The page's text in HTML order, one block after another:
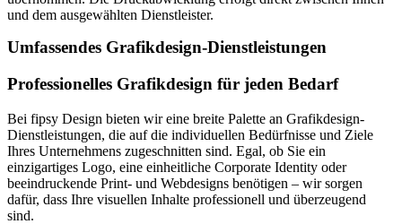
und dem ausgewählten Dienstleister.
Umfassendes Grafikdesign-Dienstleistungen
Professionelles Grafikdesign für jeden Bedarf
Bei fipsy Design bieten wir eine breite Palette an Grafikdesign-
Dienstleistungen, die auf die individuellen Bedürfnisse und Ziele
Ihres Unternehmens zugeschnitten sind. Egal, ob Sie ein
einzigartiges Logo, eine einheitliche Corporate Identity oder
beeindruckende Print- und Webdesigns benötigen – wir sorgen
dafür, dass Ihre visuellen Inhalte professionell und überzeugend
sind.